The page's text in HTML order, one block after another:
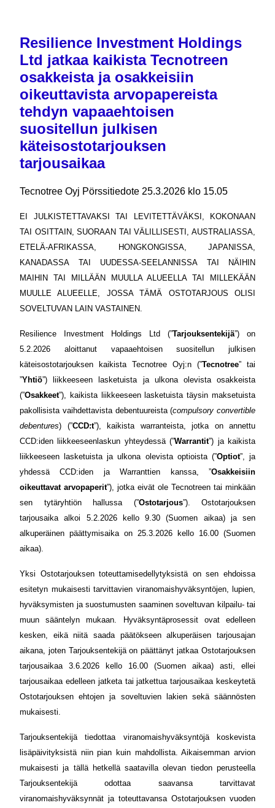
Resilience Investment Holdings
Ltd jatkaa kaikista Tecnotreen
osakkeista ja osakkeisiin
oikeuttavista arvopapereista
tehdyn vapaaehtoisen
suositellun julkisen
käteisostotarjouksen
tarjousaikaa
Tecnotree Oyj Pörssitiedote 25.3.2026 klo 15.05
EI JULKISTETTAVAKSI TAI LEVITETTÄVÄKSI, KOKONAAN
TAI OSITTAIN, SUORAAN TAI VÄLILLISESTI, AUSTRALIASSA,
ETELÄ-AFRIKASSA, HONGKONGISSA, JAPANISSA,
KANADASSA TAI UUDESSA-SEELANNISSA TAI NÄIHIN
MAIHIN TAI MILLÄÄN MUULLA ALUEELLA TAI MILLEKÄÄN
MUULLE ALUEELLE, JOSSA TÄMÄ OSTOTARJOUS OLISI
SOVELTUVAN LAIN VASTAINEN.
Resilience Investment Holdings Ltd (”Tarjouksentekijä”) on
5.2.2026 aloittanut vapaaehtoisen suositellun julkisen
käteisostotarjouksen kaikista Tecnotree Oyj:n (”Tecnotree” tai
”Yhtiö”) liikkeeseen lasketuista ja ulkona olevista osakkeista
(”Osakkeet”), kaikista liikkeeseen lasketuista täysin maksetuista
pakollisista vaihdettavista debentuureista (compulsory convertible
debentures) (”CCD:t”), kaikista warranteista, jotka on annettu
CCD:iden liikkeeseenlaskun yhteydessä (”Warrantit”) ja kaikista
liikkeeseen lasketuista ja ulkona olevista optioista (”Optiot”, ja
yhdessä CCD:iden ja Warranttien kanssa, ”Osakkeisiin
oikeuttavat arvopaperit”), jotka eivät ole Tecnotreen tai minkään
sen tytäryhtiön hallussa (”Ostotarjous”). Ostotarjouksen
tarjousaika alkoi 5.2.2026 kello 9.30 (Suomen aikaa) ja sen
alkuperäinen päättymisaika on 25.3.2026 kello 16.00 (Suomen
aikaa).
Yksi Ostotarjouksen toteuttamisedellytyksistä on sen ehdoissa
esitetyn mukaisesti tarvittavien viranomaishyväksyntöjen, lupien,
hyväksymisten ja suostumusten saaminen soveltuvan kilpailu- tai
muun sääntelyn mukaan. Hyväksyntäprosessit ovat edelleen
kesken, eikä niitä saada päätökseen alkuperäisen tarjousajan
aikana, joten Tarjouksentekijä on päättänyt jatkaa Ostotarjouksen
tarjousaikaa 3.6.2026 kello 16.00 (Suomen aikaa) asti, ellei
tarjousaikaa edelleen jatketa tai jatkettua tarjousaikaa keskeytetä
Ostotarjouksen ehtojen ja soveltuvien lakien sekä säännösten
mukaisesti.
Tarjouksentekijä tiedottaa viranomaishyväksyntöjä koskevista
lisäpäivityksistä niin pian kuin mahdollista. Aikaisemman arvion
mukaisesti ja tällä hetkellä saatavilla olevan tiedon perusteella
Tarjouksentekijä odottaa saavansa tarvittavat
viranomaishyväksynnät ja toteuttavansa Ostotarjouksen vuoden